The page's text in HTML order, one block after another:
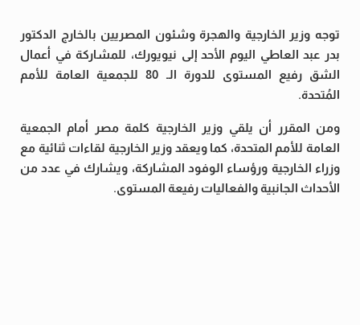
توجه وزير الخارجية والهجرة وشئون المصريين بالخارج الدكتور
بدر عبد العاطي اليوم الأحد إلى نيويورك، للمشاركة في أعمال
الشق رفيع المستوى للدورة الـ 80 للجمعية العامة للأمم
المُتحدة.
ومن المقرر أن يلقي وزير الخارجية كلمة مصر أمام الجمعية
العامة للأمم المتحدة، كما ويعقد وزير الخارجية لقاءات ثنائية مع
وزراء الخارجية ورؤساء الوفود المشاركة، ويشارك في عدد من
الأحداث الجانبية والفعاليات رفيعة المستوى.